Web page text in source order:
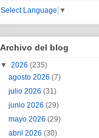
Select Language ▼
Archivo del blog
▼ 2026 (235)
agosto 2026(7)
julio 2026(31)
junio 2026(29)
mayo 2026(29)
abril 2026(30)